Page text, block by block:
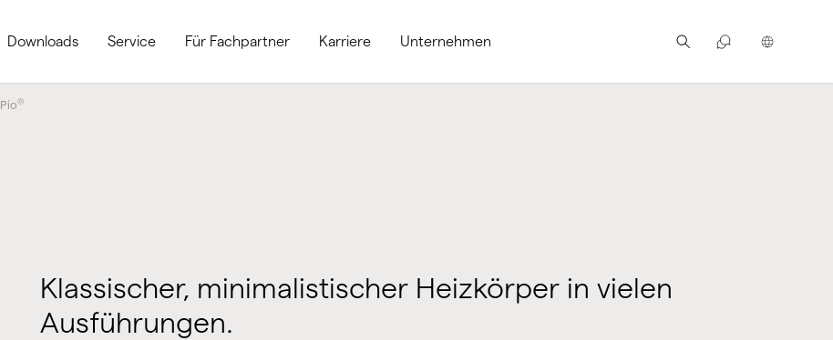
Downloads Service Für Fachpartner Karriere Unternehmen
Pio®
Klassischer, minimalistischer Heizkörper in vielen
Ausführungen.